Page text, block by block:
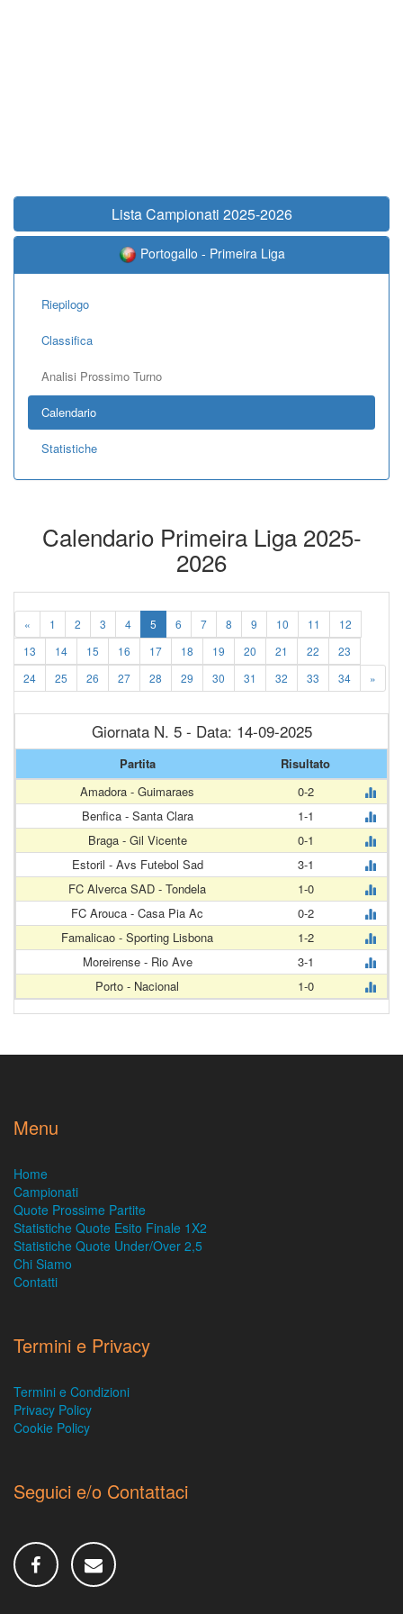
Lista Campionati 2025-2026
Portogallo - Primeira Liga
Riepilogo
Classifica
Analisi Prossimo Turno
Calendario
Statistiche
Calendario Primeira Liga 2025-
2026
« 1 2 3 4 5 6 7 8 9 10 11
12
13
14 15 16 17 18 19 20 21 22
23
24
25 26 27 28 29 30 31 32 33 34 »
Giornata N. 5 - Data: 14-09-2025
Partita
Risultato
Amadora - Guimaraes
0-2
Benfica - Santa Clara
1-1
Braga - Gil Vicente
0-1
Estoril - Avs Futebol Sad
3-1
FC Alverca SAD - Tondela
1-0
FC Arouca - Casa Pia Ac
0-2
Famalicao - Sporting Lisbona
1-2
Moreirense - Rio Ave
3-1
Porto - Nacional
1-0
Menu
Home
Campionati
Quote Prossime Partite
Statistiche Quote Esito Finale 1X2
Statistiche Quote Under/Over 2,5
Chi Siamo
Contatti
Termini e Privacy
Termini e Condizioni
Privacy Policy
Cookie Policy
Seguici e/o Contattaci